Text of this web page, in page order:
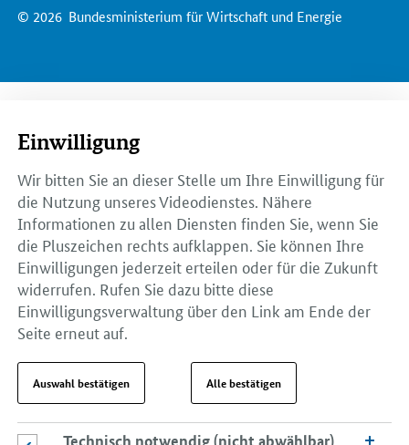
© 2026 Bundesministerium für Wirtschaft und Energie
Einwilligung
Wir bitten Sie an dieser Stelle um Ihre Einwilligung für
die Nutzung unseres Videodienstes. Nähere
Informationen zu allen Diensten finden Sie, wenn Sie
die Pluszeichen rechts aufklappen. Sie können Ihre
Einwilligungen jederzeit erteilen oder für die Zukunft
widerrufen. Rufen Sie dazu bitte diese
Einwilligungsverwaltung über den Link am Ende der
Seite erneut auf.
Auswahl bestätigen Alle bestätigen